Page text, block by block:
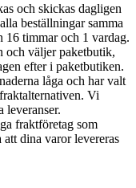
och skickas dagligen
beställningar samma
16 timmar och 1 vardag.
och väljer paketbutik,
efter i paketbutiken.
låga och har valt
Vi
leveranser.
fraktföretag som
dina varor levereras